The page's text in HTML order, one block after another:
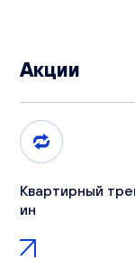
Акции
Квартирный
ин